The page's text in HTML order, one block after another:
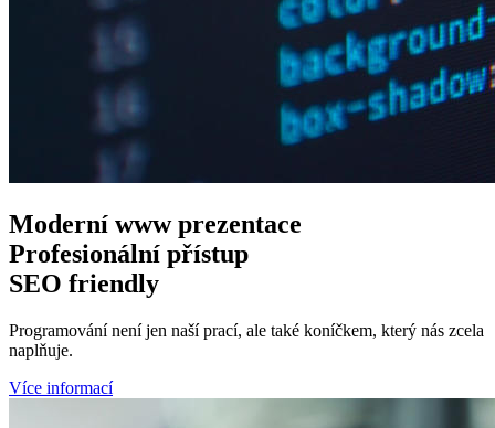
Moderní wwwprezentace
Profesionální přístup
SEO friendly
Programování není jen naší prací, ale také koníčkem, který nás zcela
naplňuje.
Více informací